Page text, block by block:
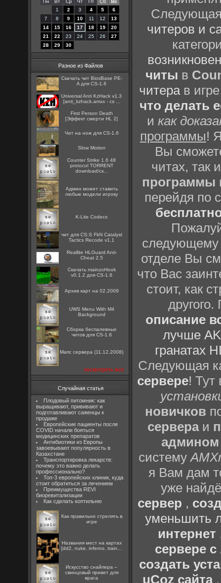
Пн
Вт Ср Чт Пт Сб
Вс
1
2 3 4 5
6
7
8 9 10 11 12
13
14
15 16 17 18 19
20
21
22 23 24 25 26
27
28
29 30
Разное из Файлов
Скачать чит BiosBase PE-
A для CS-1.6
Universal Anti KzHack v1.3
[anti_kzhack.amxx - cs ...
First Person Death
[Эффект смерти HL 2]
Чит на нож для CS-1.6
Slow Motion
Counter Strike 1.6 48
protocol TORRENT
download/ск...
Админ может ставить
любые модели игроку
K-Lite Codecs
чит для CS:S FkN Catalyst
Tactics Recode v1.1
Reallite HLGuard Anti-
Cheat 2.5
Скачать mainzoHook
v0.1.2 для CS-1.6
Архив карт на 02.2009
UWS Menu With M4
Background
Сборка беспалевных
читов для CS-1.6
Мапс сервера (11.12.2008)
посмотреть все
Случайная статья
Плодовый питомник: как
выращивают, прививают и
подготавливают саженцы к
продаже
Европейские пациенты после
COVID начали бояться
медицинских препаратов
Антибиотики из Европы
завоевывают популярность в
Казахстане
Транспортировка лекарств:
почему это важно делать
профессионально?
Топ-3 европейских клиник, куда
стоит обратиться за лечением
Преимущества REVI
биоревитализации
Как сделать коптильню
Как правильно стрелять в
игре
Названия мест на картах
[dd2, nuke, inferno, train...
Искусство снайпера –
свинцовый привет для
врага
Следующая
читеров и
читы в
читерав
что делать
икак
программы!
Вы
читах, так
программы
перейдя по
отделе Вы
что Вас
стоит, как
описание
лучше
гранатах
Следующая
сервере! Тут
новичков
сервераи
админом
систему
я Вам дам
уже
сервер ,
уменьшить
интернет
сервере
создать
uCoz сайта